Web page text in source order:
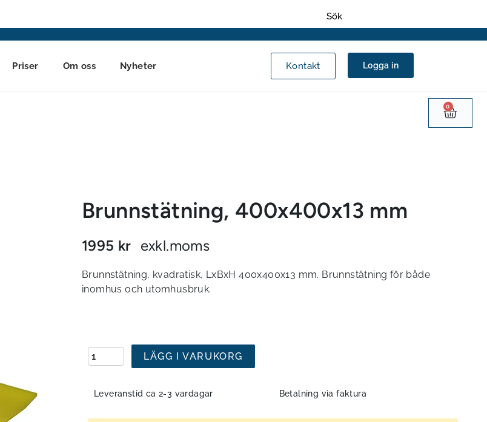
Priser Om oss Nyheter Kontakt Logga in
0
Brunnstätning, 400x400x13 mm
1995 kr exkl.moms
Brunnstätning, kvadratisk, LxBxH 400x400x13 mm. Brunnstätning för både
inomhus och utomhusbruk.
LÄGG I VARUKORG
Leveranstid ca 2-3 vardagar Betalning via faktura